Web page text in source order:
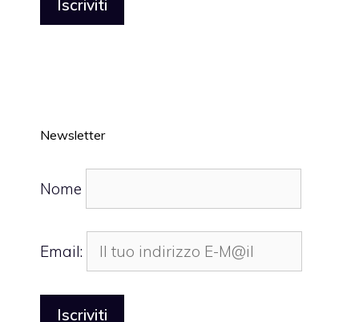
Newsletter
Nome
Email: